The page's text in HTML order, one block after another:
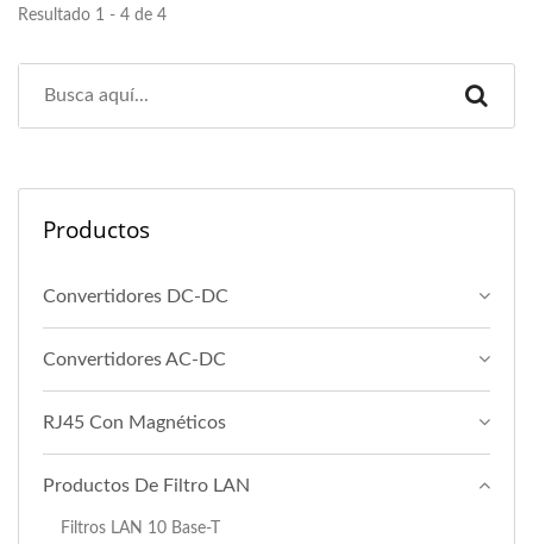
Resultado 1 - 4 de 4
Productos
Convertidores DC-DC
Convertidores AC-DC
RJ45 Con Magnéticos
Productos De Filtro LAN
Filtros LAN 10 Base-T